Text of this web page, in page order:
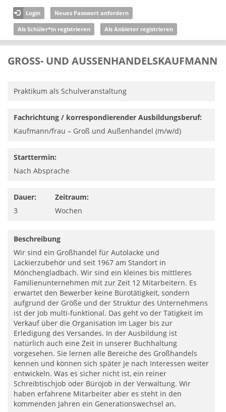
Direkt zum Inhalt
Login Neues Passwort anfordern
Als Schüler*in registrieren Als Anbieter registrieren
GROSS- UND AUSSENHANDELSKAUFMANN
Praktikum als Schulveranstaltung
Fachrichtung / korrespondierender Ausbildungsberuf:
Kaufmann/­frau – Groß­ und Außenhandel (m/w/d)
Starttermin:
Nach Absprache
Dauer:
3
Zeitraum:
Wochen
Beschreibung
Wir sind ein Großhandel für Autolacke und
Lackierzubehör und seit 1967 am Standort in
Mönchengladbach. Wir sind ein kleines bis mittleres
Familienunternehmen mit zur Zeit 12 Mitarbeitern. Es
erwartet den Bewerber keine Bürotätigkeit, sondern
aufgrund der Größe und der Struktur des Unternehmens
ist der Job multi-funktional. Das geht vo der Tätigkeit im
Verkauf über die Organisation im Lager bis zur
Erledigung des Versandes. In der Ausbildung ist
natürlich auch eine Zeit in unserer Buchhaltung
vorgesehen. Sie lernen alle Bereiche des Großhandels
kennen und können sich später je nach Interessen weiter
entwickeln. Was es sicher nicht ist, ein reiner
Schreibtischjob oder Bürojob in der Verwaltung. Wir
haben erfahrene Mitarbeiter aber es steht in den
kommenden Jahren ein Generationswechsel an.